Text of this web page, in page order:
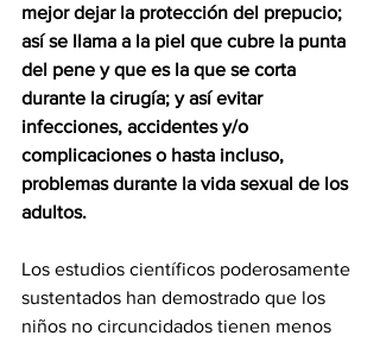
mejor dejar la protección del prepucio;
así se llama a la piel que cubre la punta
del pene y que es la que se corta
durante la cirugía; y así evitar
infecciones, accidentes y/o
complicaciones o hasta incluso,
problemas durante la vida sexual de los
adultos.
Los estudios científicos poderosamente
sustentados han demostrado que los
niños no circuncidados tienen menos